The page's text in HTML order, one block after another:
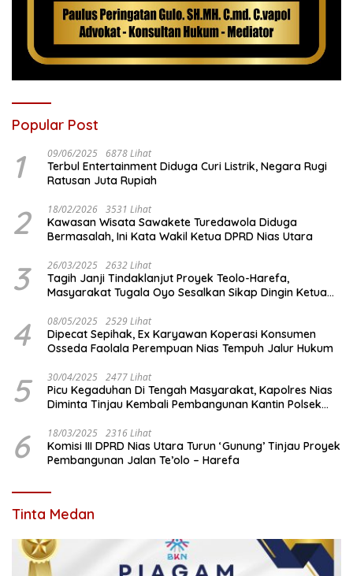
Popular Post
1 09/06/2025 6878 Lihat
Terbul Entertainment Diduga Curi Listrik, Negara Rugi
Ratusan Juta Rupiah
2 18/02/2026 3531 Lihat
Kawasan Wisata Sawakete Turedawola Diduga
Bermasalah, Ini Kata Wakil Ketua DPRD Nias Utara
3 26/03/2025 2632 Lihat
Tagih Janji Tindaklanjut Proyek Teolo-Harefa,
Masyarakat Tugala Oyo Sesalkan Sikap Dingin Ketua
4 08/05/2025 2529 Lihat
Dipecat Sepihak, Ex Karyawan Koperasi Konsumen
Osseda Faolala Perempuan Nias Tempuh Jalur Hukum
5 30/04/2025 2477 Lihat
Picu Kegaduhan Di Tengah Masyarakat, Kapolres Nias
Diminta Tinjau Kembali Pembangunan Kantin Polsek
6 18/03/2025 2316 Lihat
Komisi III DPRD Nias Utara Turun ‘Gunung’ Tinjau Proyek
Pembangunan Jalan Te’olo – Harefa
Tinta Medan